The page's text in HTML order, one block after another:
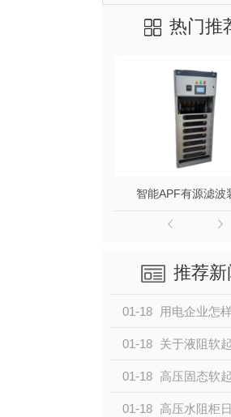
热门推
智能APF有源滤波
推荐新
01-18
01-18
01-18
01-18